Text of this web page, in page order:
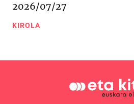
2026/07/27
KIROLA